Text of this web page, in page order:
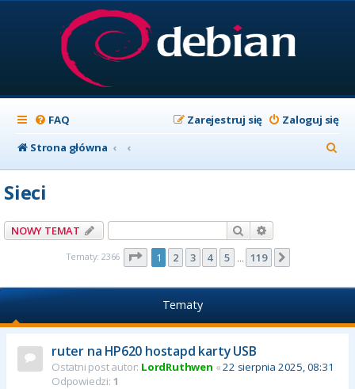
FAQ Zaloguj się
Zarejestruj się
Strona główna
z
Sieci
NOWY TEMAT Szukaj
Tematy: 2366 Strona z119
1 2 3 4 5 119
Tematy
ruter na HP620 hostapd karty USB
Ostatni post autor: LordRuthwen «22 sierpnia 2025, 08:31
Odpowiedzi: 1